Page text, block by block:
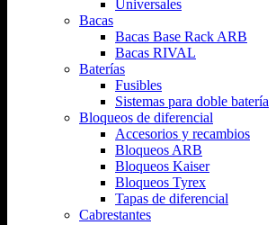
Universales
Bacas
Bacas Base Rack ARB
Bacas RIVAL
Baterías
Fusibles
Sistemas para doble batería
Bloqueos de diferencial
Accesorios y recambios
Bloqueos ARB
Bloqueos Kaiser
Bloqueos Tyrex
Tapas de diferencial
Cabrestantes